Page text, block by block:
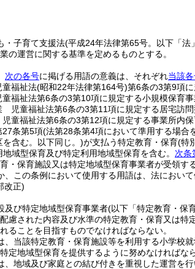
・子育て支援法(平成24年法律第65号。以下「法
の運営に関する基準を定めるものとする。
次の各号に掲げる用語の意義は、それぞれ当該
福祉法(昭和22年法律第164号)第6条の3第9項に
福祉法第6条の3第10項に規定する小規模保育事
児童福祉法第6条の3第11項に規定する居宅訪問
童福祉法第6条の3第12項に規定する事業所内保
条第5項(法第28条第4項において準用する場合
を含む。以下同じ。)が支払う特定教育・保育(特
域型保育及び特定利用地域型保育を含む。 次条
・保育施設又は特定地域型保育事業者が受領す
、この条例において使用する用語は、法において
改正)
及び特定地域型保育事業者(以下「特定教育・保
慮された内容及び水準の特定教育・保育又は
ることを目指すものでなければならない。
、当該特定教育・保育施設等を利用する小学校
定地域型保育を提供するように努めなければな
、地域及び家庭との結び付きを重視した運営を